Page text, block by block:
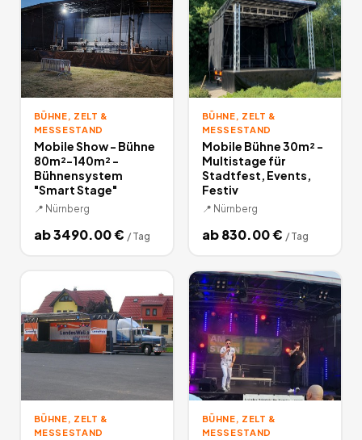
BÜHNE, ZELT &
MESSESTAND
Mobile Show - Bühne
80m²-140m² -
Bühnensystem
"Smart Stage"
📍 Nürnberg
ab3490.00€ / Tag
BÜHNE, ZELT &
MESSESTAND
Mobile Bühne 30m² -
Multistage für
Stadtfest, Events,
Festiv
📍 Nürnberg
ab830.00€ / Tag
BÜHNE, ZELT &
MESSESTAND
BÜHNE, ZELT &
MESSESTAND